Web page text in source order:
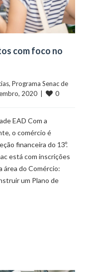
com foco no
, Programa Senac de
2020  |
0
EAD Com a
o comércio é
financeira do 13º.
está com inscrições
área do Comércio:
um Plano de